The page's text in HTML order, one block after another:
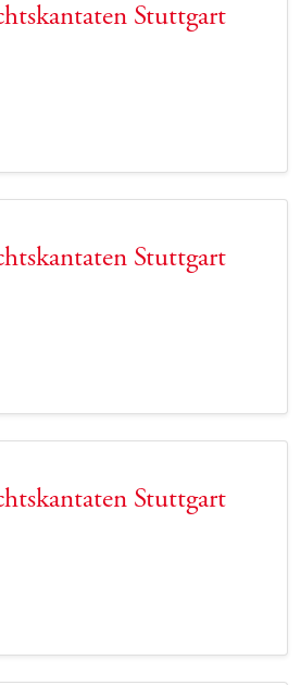
Stuttgart
Stuttgart
Stuttgart